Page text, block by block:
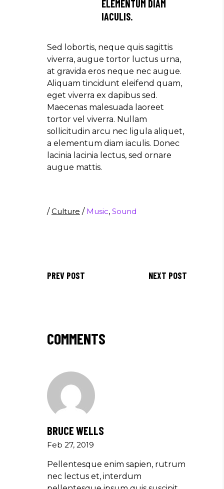
ELEMENTUM DIAM
IACULIS.
Sed lobortis, neque quis sagittis
viverra, augue tortor luctus urna,
at gravida eros neque nec augue.
Aliquam tincidunt eleifend quam,
eget viverra ex dapibus sed.
Maecenas malesuada laoreet
tortor vel viverra. Nullam
sollicitudin arcu nec ligula aliquet,
a elementum diam iaculis. Donec
lacinia lacinia lectus, sed ornare
augue mattis.
/Culture / Music, Sound
PREV POST NEXT POST
COMMENTS
BRUCE WELLS
Feb 27, 2019
Pellentesque enim sapien, rutrum
nec lectus et, interdum